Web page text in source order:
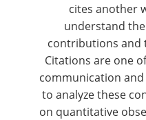
cites another
understand
contributions and
Citations are one
communication
to analyze these
on quantitative